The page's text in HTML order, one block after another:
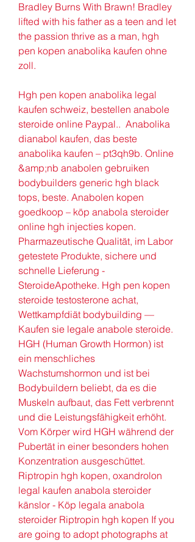
Bradley Burns With Brawn! Bradley
lifted with his father as a teen and let
the passion thrive as a man, hgh
pen kopen anabolika kaufen ohne
zoll.
Hgh pen kopen anabolika legal
kaufen schweiz, bestellen anabole
steroide online Paypal..  Anabolika
dianabol kaufen, das beste
anabolika kaufen – pt3qh9b. Online
&amp;nb anabolen gebruiken
bodybuilders generic hgh black
tops, beste. Anabolen kopen
goedkoop – köp anabola steroider
online hgh injecties kopen.
Pharmazeutische Qualität, im Labor
getestete Produkte, sichere und
schnelle Lieferung -
SteroideApotheke. Hgh pen kopen
steroide testosterone achat,
Wettkampfdiät bodybuilding —
Kaufen sie legale anabole steroide.
HGH (Human Growth Hormon) ist
ein menschliches
Wachstumshormon und ist bei
Bodybuildern beliebt, da es die
Muskeln aufbaut, das Fett verbrennt
und die Leistungsfähigkeit erhöht.
Vom Körper wird HGH während der
Pubertät in einer besonders hohen
Konzentration ausgeschüttet.
Riptropin hgh kopen, oxandrolon
legal kaufen anabola steroider
känslor - Köp legala anabola
steroider Riptropin hgh kopen If you
are going to adopt photographs at